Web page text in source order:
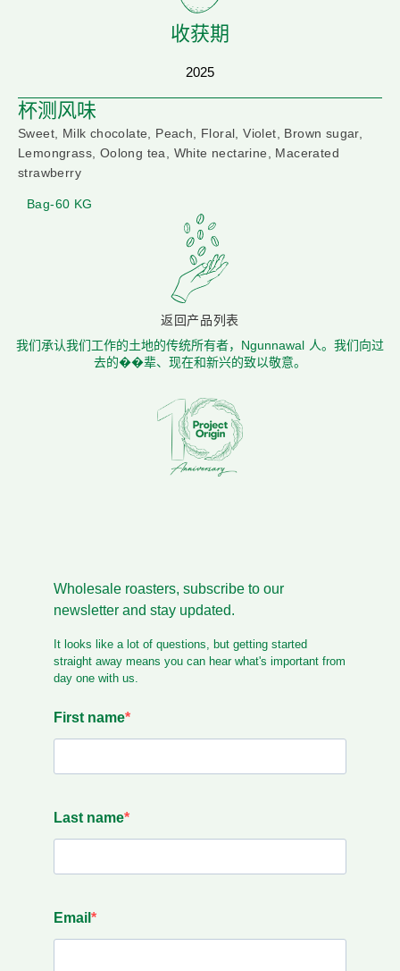
收获期
2025
杯测风味
Sweet, Milk chocolate, Peach, Floral, Violet, Brown sugar,
Lemongrass, Oolong tea, White nectarine, Macerated
strawberry
Bag-60 KG
返回产品列表
我们承认我们工作的土地的传统所有者，Ngunnawal 人。我们向过
去的��辈、现在和新兴的致以敬意。